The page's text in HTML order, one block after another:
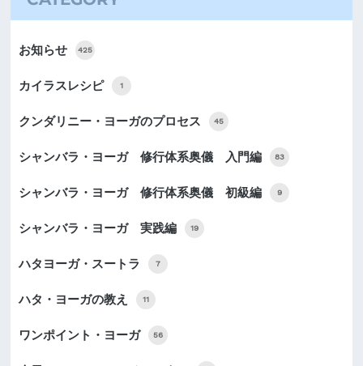
お知らせ 425
カイラスレシピ 1
クンダリニー・ヨーガのプロセス 45
シャンバラ・ヨーガ 修行体系奥儀 入門編 83
シャンバラ・ヨーガ 修行体系奥儀 初級編 9
シャンバラ・ヨーガ 実践編 19
ハタヨーガ・スートラ 7
ハタ・ヨーガの教え 11
ワンポイント・ヨーガ 56